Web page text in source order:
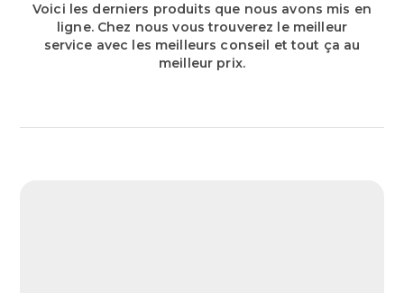
Voici les derniers produits que nous avons mis en
ligne. Chez nous vous trouverez le meilleur
service avec les meilleurs conseil et tout ça au
meilleur prix.